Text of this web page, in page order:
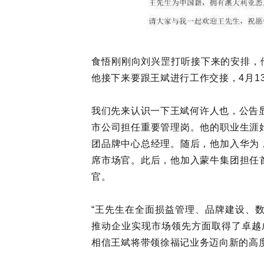
食悟刚刚向刘兴罡打听接下来的安排
他接下来要跟王斌进行工作交接，4月
我们先来认识一下王斌何许人也，公
市公司担任重要管理岗。他的职业生
团品牌中心总经理。随后，他加入华
席市场官。此后，他加入蒙牛集团担
官。
“王先生在全面损益管理、品牌建设、
推动企业实现市场领先方面取得了卓
相信王斌将带领徐福记业务迈向新的高